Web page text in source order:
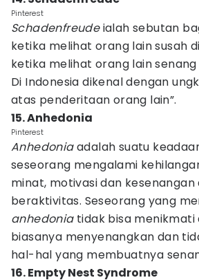
Pinterest
Schadenfreudeialah sebutan
ketika melihat orang lain susah
ketika melihat orang lain senang
Di Indonesia dikenal dengan
atas penderitaan orang lain”.
15. Anhedonia
Pinterest
Anhedoniaadalah suatu
seseorang mengalami
minat, motivasi dan kesenangan
beraktivitas. Seseorang yang
anhedoniatidak bisa menikmati
biasanya menyenangkan dan
hal-hal yang membuatnya
16. Empty Nest Syndrome